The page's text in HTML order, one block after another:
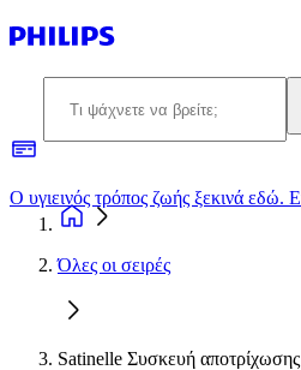
Όλες οι σειρές
Satinelle Συσκευή αποτρίχωσης